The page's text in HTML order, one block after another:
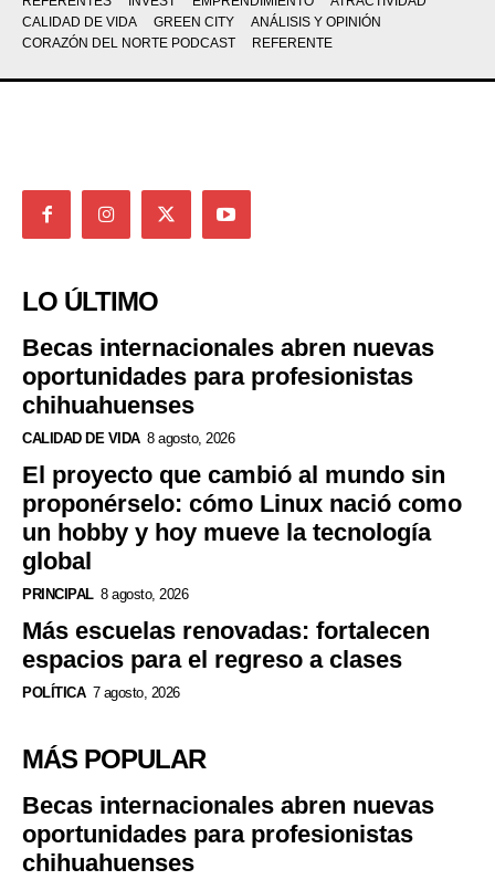
CALIDAD DE VIDA
GREEN CITY
ANÁLISIS Y OPINIÓN
CORAZÓN DEL NORTE PODCAST
REFERENTE
LO ÚLTIMO
Becas internacionales abren nuevas
oportunidades para profesionistas
chihuahuenses
CALIDAD DE VIDA 8 agosto, 2026
El proyecto que cambió al mundo sin
proponérselo: cómo Linux nació como
un hobby y hoy mueve la tecnología
global
PRINCIPAL 8 agosto, 2026
Más escuelas renovadas: fortalecen
espacios para el regreso a clases
POLÍTICA 7 agosto, 2026
MÁS POPULAR
Becas internacionales abren nuevas
oportunidades para profesionistas
chihuahuenses